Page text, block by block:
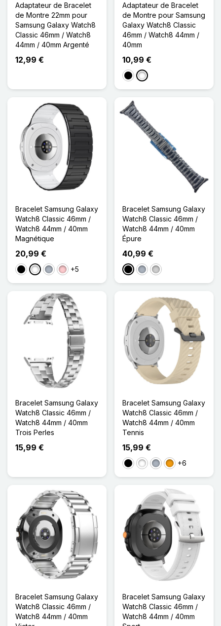
Adaptateur de Bracelet
de Montre 22mm pour
Samsung Galaxy Watch8
Classic 46mm / Watch8
44mm / 40mm Argenté
12,99 €
Adaptateur de Bracelet
de Montre pour Samsung
Galaxy Watch8 Classic
46mm / Watch8 44mm /
40mm
10,99 €
NoirTitane
Bracelet Samsung Galaxy
Watch8 Classic 46mm /
Watch8 44mm / 40mm
Magnétique
20,99 €
NoirBlancGris Rose+5
Bracelet Samsung Galaxy
Watch8 Classic 46mm /
Watch8 44mm / 40mm
Épure
40,99 €
NoirGris Argenté
Bracelet Samsung Galaxy
Watch8 Classic 46mm /
Watch8 44mm / 40mm
Trois Perles
15,99 €
Bracelet Samsung Galaxy
Watch8 Classic 46mm /
Watch8 44mm / 40mm
Tennis
15,99 €
NoirBlancGris Orange
+6
Bracelet Samsung Galaxy
Watch8 Classic 46mm /
Watch8 44mm / 40mm
Bracelet Samsung Galaxy
Watch8 Classic 46mm /
Watch8 44mm / 40mm